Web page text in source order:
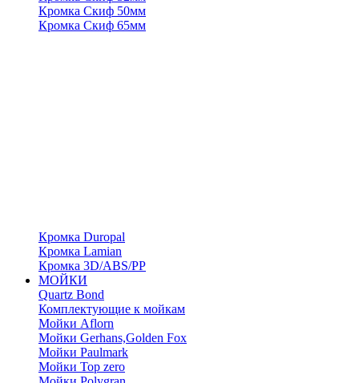
Кромка Скиф 50мм
Кромка Скиф 65мм
Кромка Duropal
Кромка Lamian
Кромка 3D/ABS/PP
МОЙКИ
Quartz Bond
Комплектующие к мойкам
Мойки Aflorn
Мойки Gerhans,Golden Fox
Мойки Paulmark
Мойки Top zero